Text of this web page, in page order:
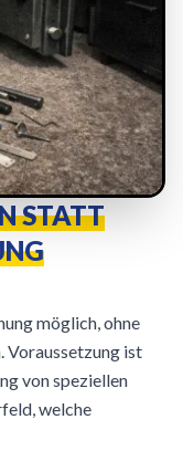
STATT
möglich, ohne
Voraussetzung ist
von speziellen
welche